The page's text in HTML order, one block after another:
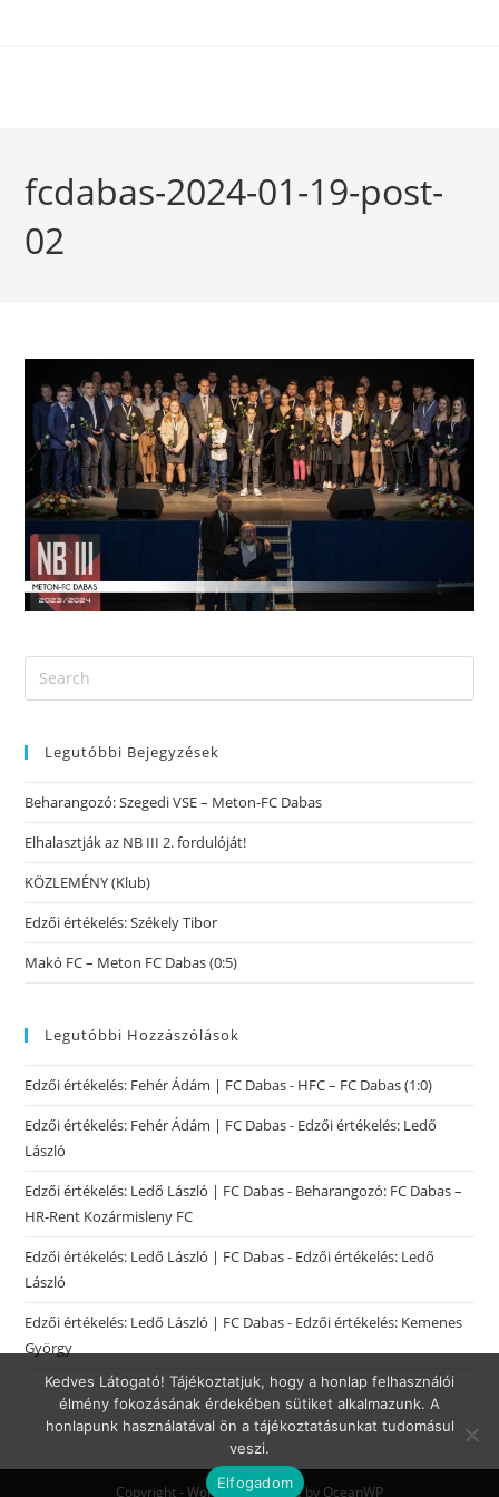
fcdabas-2024-01-19-post-
02
Legutóbbi Bejegyzések
Beharangozó: Szegedi VSE – Meton-FC Dabas
Elhalasztják az NB III 2. fordulóját!
KÖZLEMÉNY (Klub)
Edzői értékelés: Székely Tibor
Makó FC – Meton FC Dabas (0:5)
Legutóbbi Hozzászólások
Edzői értékelés: Fehér Ádám | FC Dabas- HFC – FC Dabas (1:0)
Edzői értékelés: Fehér Ádám | FC Dabas- Edzői értékelés: Ledő
László
Edzői értékelés: Ledő László | FC Dabas- Beharangozó: FC Dabas –
HR-Rent Kozármisleny FC
Edzői értékelés: Ledő László | FC Dabas- Edzői értékelés: Ledő
László
Edzői értékelés: Ledő László | FC Dabas- Edzői értékelés: Kemenes
György
Copyright - WordPress Theme by OceanWP
Kedves Látogató! Tájékoztatjuk, hogy a honlap felhasználói
élmény fokozásának érdekében sütiket alkalmazunk. A
honlapunk használatával ön a tájékoztatásunkat tudomásul
veszi.
Elfogadom